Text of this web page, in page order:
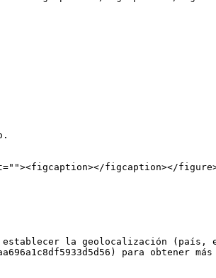
figcaption></
establecer la geolocalización
para